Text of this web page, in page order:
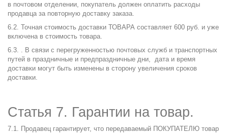
в почтовом отделении, покупатель должен оплатить расходы
продавца за повторную доставку заказа.
6.2. Точная стоимость доставки ТОВАРА составляет 600 руб. и уже
включена в стоимость товара.
6.3. . В связи с перегруженностью почтовых служб и транспортных
путей в праздничные и предпраздничные дни, дата и время
доставки могут быть изменены в сторону увеличения сроков
доставки.
Статья 7. Гарантии на товар.
7.1. Продавец гарантирует, что передаваемый ПОКУПАТЕЛЮ товар